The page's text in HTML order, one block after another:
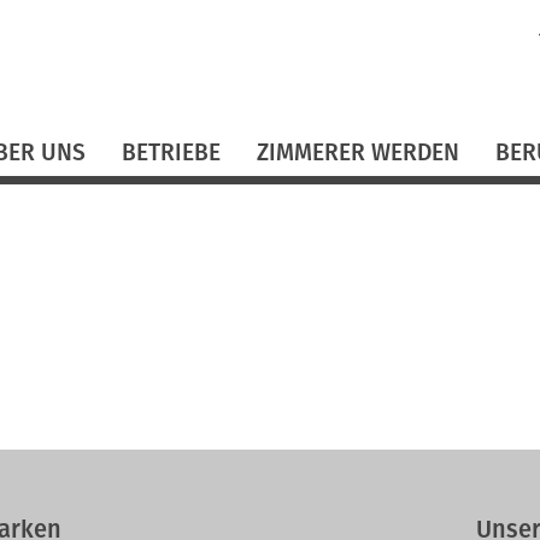
UNS BETRIEBE ZIMMERER WERDEN